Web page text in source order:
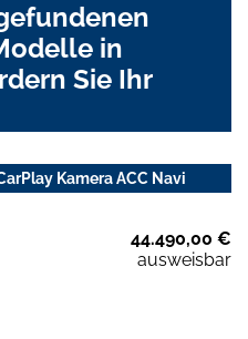
in
Sie Ihr
Kamera ACC Navi
44.490,00 €
ausweisbar